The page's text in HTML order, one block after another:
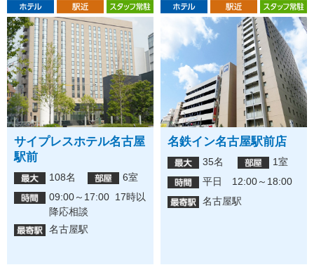
サイプレスホテル名古屋
駅前
108名
6室
09:00～17:00 17時以
降応相談
名古屋駅
名鉄イン名古屋駅前店
35名
1室
平日 12:00～18:00
名古屋駅